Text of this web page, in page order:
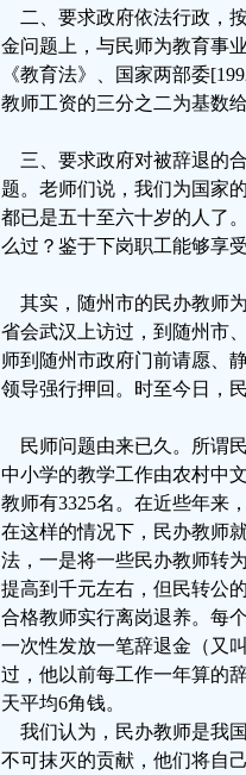
二、要求政府依法行政，
金问题上，与民师为教育事
《教育法》、国家两部委
教师工资的三分之二为基数
三、要求政府对被辞退的
题。老师们说，我们为国家
都已是五十至六十岁的人了
么过？鉴于下岗职工能够享
其实，随州市的民办教师
省会武汉上访过，到随州市
师到随州市政府门前请愿、
领导强行押回。时至今日，
民师问题由来已久。所谓
中小学的教学工作由农村中
教师有3325名。在近些年来
在这样的情况下，民办教师
法，一是将一些民办教师转
提高到千元左右，但民转公
合格教师实行离岗退养。每
一次性发放一笔辞退金（又
过，他以前每工作一年算的
天平均6角钱。
我们认为，民办教师是我
不可抹灭的贡献，他们将自